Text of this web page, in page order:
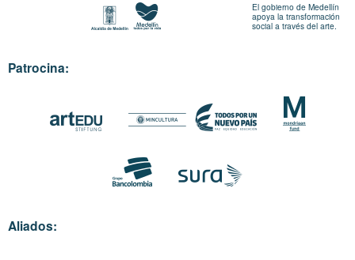
El gobierno de Medellín
apoya la transformación
social a través del arte.
Patrocina:
Aliados: